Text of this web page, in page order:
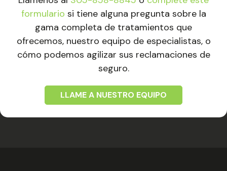
formulario si tiene alguna pregunta sobre la
gama completa de tratamientos que
ofrecemos, nuestro equipo de especialistas, o
cómo podemos agilizar sus reclamaciones de
seguro.
LLAME A NUESTRO EQUIPO